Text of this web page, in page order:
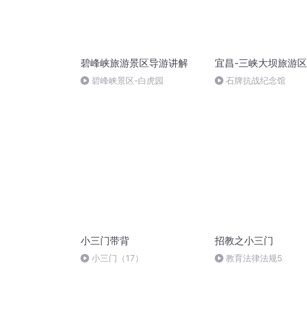
碧峰峡旅游景区导游讲解
碧峰峡景区-白虎园
宜昌-三峡大坝旅游区
石牌抗战纪念馆
小三门带背
小三门（17）
招教之小三门
教育法律法规5